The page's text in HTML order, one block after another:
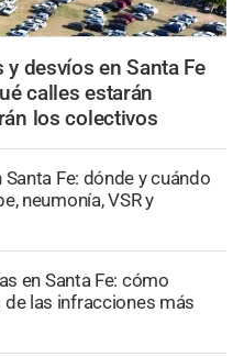
y desvíos en Santa Fe
calles estarán
los colectivos
Fe: dónde y cuándo
neumonía, VSR y
en Santa Fe: cómo
las infracciones más